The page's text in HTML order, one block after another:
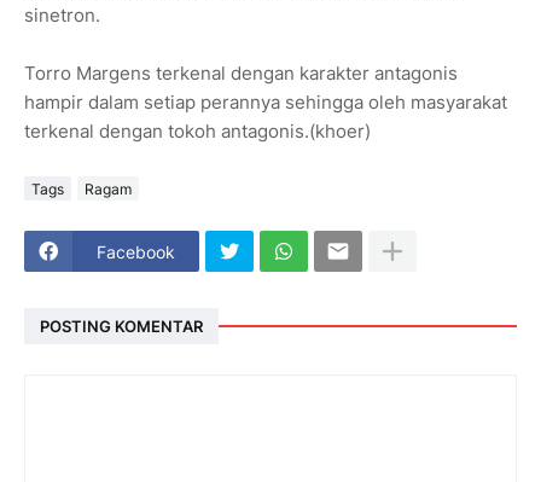
sinetron.
Torro Margens terkenal dengan karakter antagonis
hampir dalam setiap perannya sehingga oleh masyarakat
terkenal dengan tokoh antagonis.(khoer)
Tags Ragam
Facebook
POSTING KOMENTAR